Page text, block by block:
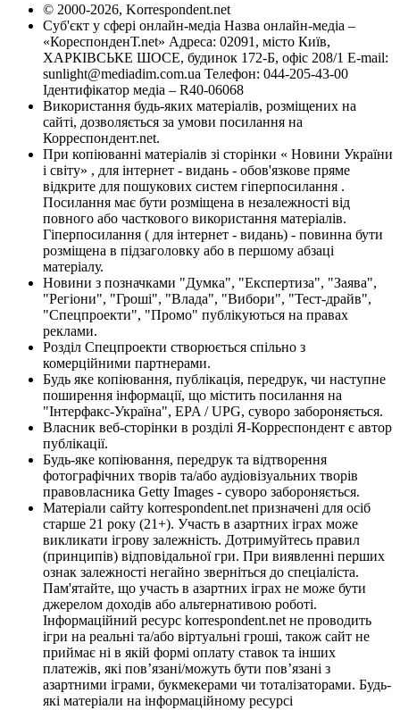
© 2000-2026, Korrespondent.net
Суб'єкт у сфері онлайн-медіа Назва онлайн-медіа –
«КореспонденТ.net» Адреса: 02091, місто Київ,
ХАРКІВСЬКЕ ШОСЕ, будинок 172-Б, офіс 208/1 E-mail:
sunlight@mediadim.com.ua Телефон: 044-205-43-00
Ідентифікатор медіа – R40-06068
Використання будь-яких матеріалів, розміщених на
сайті, дозволяється за умови посилання на
Корреспондент.net.
При копіюванні матеріалів зі сторінки « Новини України
і світу» , для інтернет - видань - обов'язкове пряме
відкрите для пошукових систем гіперпосилання .
Посилання має бути розміщена в незалежності від
повного або часткового використання матеріалів.
Гіперпосилання ( для інтернет - видань) - повинна бути
розміщена в підзаголовку або в першому абзаці
матеріалу.
Новини з позначками "Думка", "Експертиза", "Заява",
"Регіони", "Гроші", "Влада", "Вибори", "Тест-драйв",
"Спецпроекти", "Промо" публікуються на правах
реклами.
Розділ Спецпроекти створюється спільно з
комерційними партнерами.
Будь яке копіювання, публікація, передрук, чи наступне
поширення інформації, що містить посилання на
"Інтерфакс-Україна", EPA / UPG, суворо забороняється.
Власник веб-сторінки в розділі Я-Корреспондент є автор
публікації.
Будь-яке копіювання, передрук та відтворення
фотографічних творів та/або аудіовізуальних творів
правовласника Getty Images - суворо забороняється.
Матеріали сайту korrespondent.net призначені для осіб
старше 21 року (21+). Участь в азартних іграх може
викликати ігрову залежність. Дотримуйтесь правил
(принципів) відповідальної гри. При виявленні перших
ознак залежності негайно зверніться до спеціаліста.
Пам'ятайте, що участь в азартних іграх не може бути
джерелом доходів або альтернативою роботі.
Інформаційний ресурс korrespondent.net не проводить
ігри на реальні та/або віртуальні гроші, також сайт не
приймає ні в якій формі оплату ставок та інших
платежів, які пов’язані/можуть бути пов’язані з
азартними іграми, букмекерами чи тоталізаторами. Будь-
які матеріали на інформаційному ресурсі